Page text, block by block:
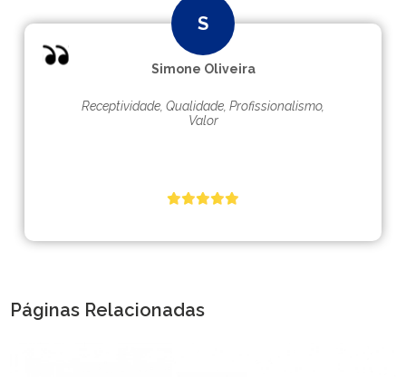
Simone Oliveira
Receptividade, Qualidade, Profissionalismo,
Valor
Páginas Relacionadas